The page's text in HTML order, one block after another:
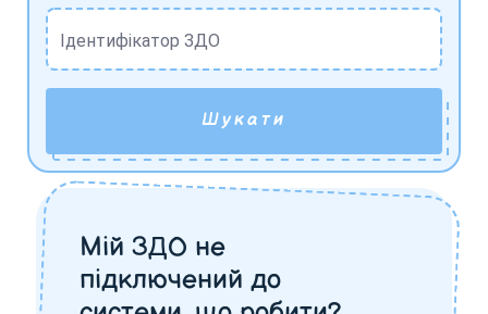
Ідентифікатор ЗДО
Шукати
Мій ЗДО не
підключений до